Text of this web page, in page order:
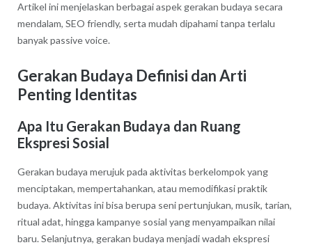
Artikel ini menjelaskan berbagai aspek gerakan budaya secara
mendalam, SEO friendly, serta mudah dipahami tanpa terlalu
banyak passive voice.
Gerakan Budaya Definisi dan Arti
Penting Identitas
Apa Itu Gerakan Budaya dan Ruang
Ekspresi Sosial
Gerakan budaya merujuk pada aktivitas berkelompok yang
menciptakan, mempertahankan, atau memodifikasi praktik
budaya. Aktivitas ini bisa berupa seni pertunjukan, musik, tarian,
ritual adat, hingga kampanye sosial yang menyampaikan nilai
baru. Selanjutnya, gerakan budaya menjadi wadah ekspresi